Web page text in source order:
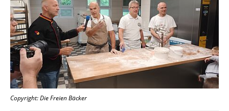
Copyright: Die Freien Bäcker